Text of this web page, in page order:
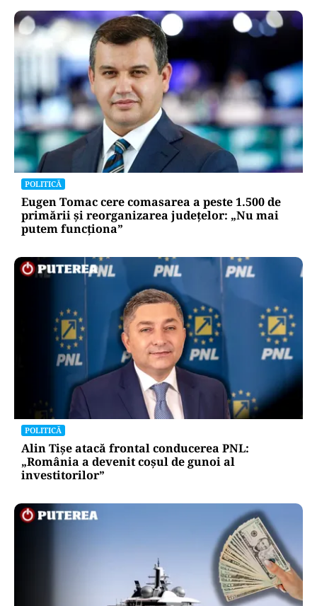
POLITICĂ
Eugen Tomac cere comasarea a peste 1.500 de
primării și reorganizarea județelor: „Nu mai
putem funcționa”
POLITICĂ
Alin Tișe atacă frontal conducerea PNL:
„România a devenit coșul de gunoi al
investitorilor”